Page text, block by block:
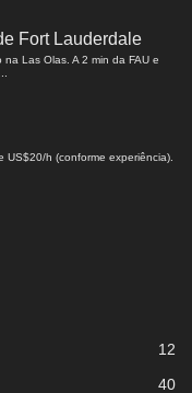
Fort Lauderdale
Las Olas. A 2 min da FAU e
h (conforme experiência).
12
40